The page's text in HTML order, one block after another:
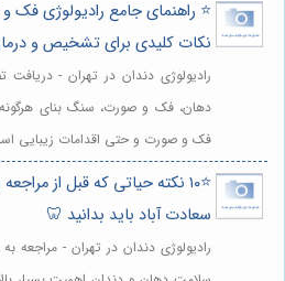
⭐️ راهنمای جامع رادیولوژی فک
نکات کلیدی برای تشخیص و
رادیولوژی دندان در تهران - دریافت
دهان، فک و صورت، سنگ بنای
فک و صورت و حتی اقدامات زیبایی
⭐️۱۰ نکته حیاتی که قبل از
سعادت آباد باید بدانید 🦷
رادیولوژی دندان در تهران - مراجعه